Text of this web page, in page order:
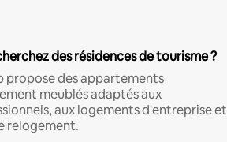
des résidences de tourisme ?
propose des appartements
meublés adaptés aux
aux logements d'entreprise et
relogement.